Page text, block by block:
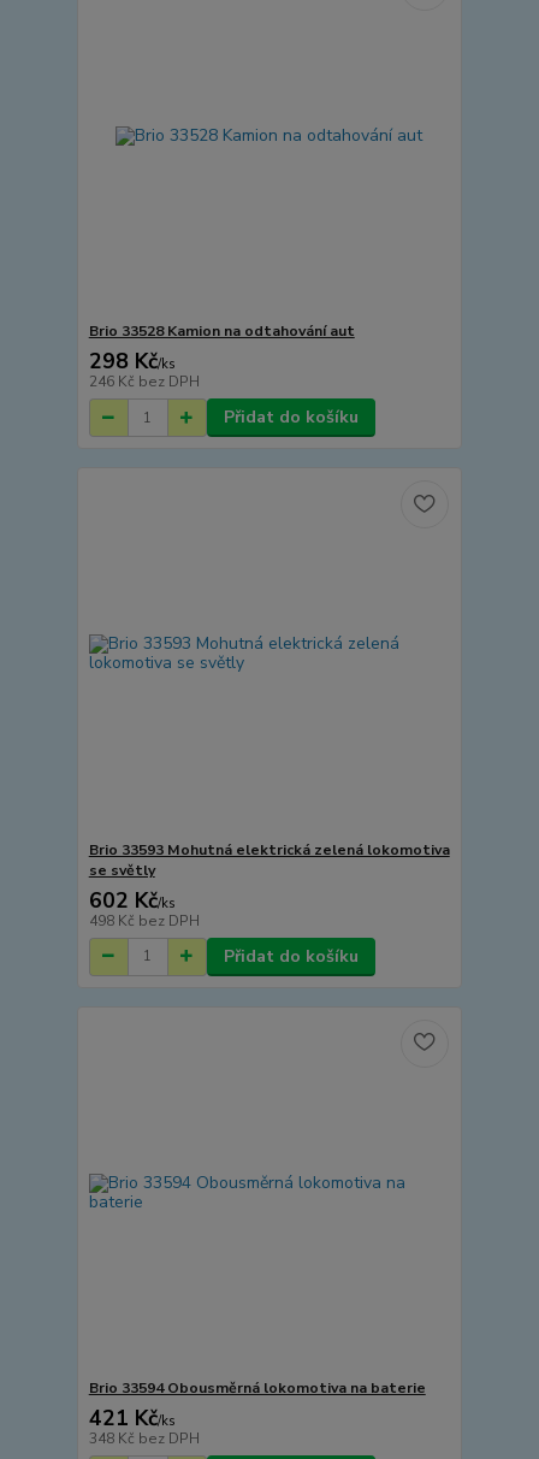
Brio 33528 Kamion na odtahování aut
298 Kč/ks
246 Kč bez DPH
Přidat do košíku
Brio 33593 Mohutná elektrická zelená lokomotiva
se světly
602 Kč/ks
498 Kč bez DPH
Přidat do košíku
Brio 33594 Obousměrná lokomotiva na baterie
421 Kč/ks
348 Kč bez DPH